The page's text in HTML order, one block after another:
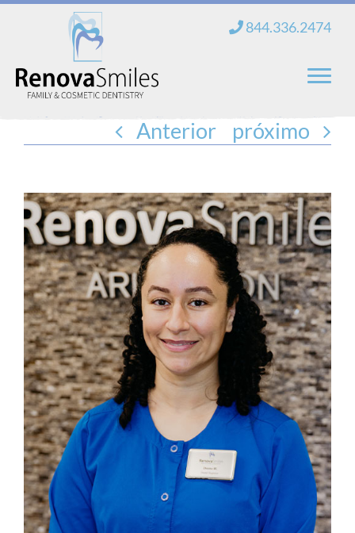
saltar
contenido
844.336.2474
Anterior próximo
Hogar
Servicios
Nuevos pacientes
Blog
Contacto
Mi Portal
Membership
Reservar una cita